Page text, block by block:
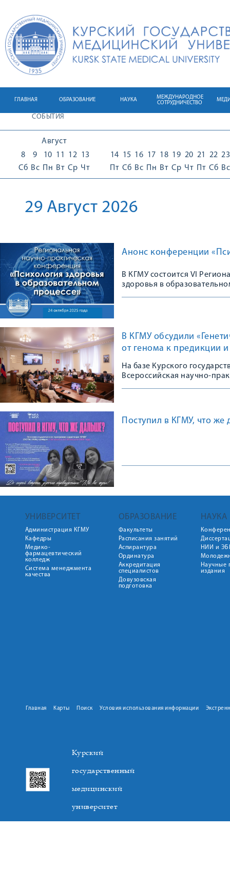
ГЛАВНАЯ ОБРАЗОВАНИЕ НАУКА
МЕЖДУНАРОДНОЕ
СОТРУДНИЧЕСТВО
СОБЫТИЯ
Август
8
Сб
9
Вс
10
Пн
11
Вт
12
Ср
13
Чт
14
Пт
15
Сб
16
Вс
17
Пн
18
Вт
19
Ср
20
Чт
21
Пт
22
Сб
23
Вс
29 Август 2026
Анонс конференции
В КГМУ состоится VI
здоровья в
В КГМУ обсудили
от генома к предикции
На базе Курского
Всероссийская научно-
Поступил в КГМУ, что же
УНИВЕРСИТЕТ
Администрация КГМУ
Кафедры
Медико-
фармацевтический
колледж
Система менеджмента
качества
ОБРАЗОВАНИЕ
Факультеты
Расписания занятий
Аспирантура
Ординатура
Аккредитация
специалистов
Довузовская
подготовка
НАУКА
НИИ и
Научные
издания
Главная Карты Поиск Условия использования информации
Курский
государственный
медицинский
университет